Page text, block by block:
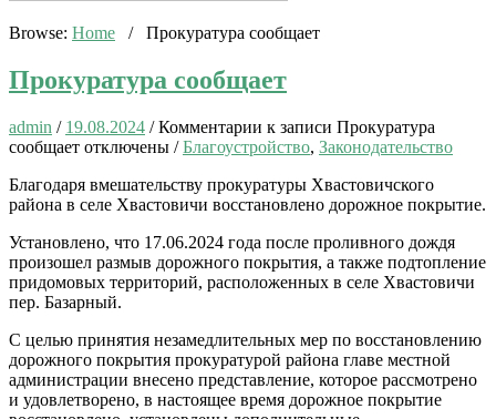
Browse: Home / Прокуратура сообщает
Прокуратура сообщает
admin / 19.08.2024 /Комментарии к записи Прокуратура
сообщает отключены /Благоустройство, Законодательство
Благодаря вмешательству прокуратуры Хвастовичского
района в селе Хвастовичи восстановлено дорожное покрытие.
Установлено, что 17.06.2024 года после проливного дождя
произошел размыв дорожного покрытия, а также подтопление
придомовых территорий, расположенных в селе Хвастовичи
пер. Базарный.
С целью принятия незамедлительных мер по восстановлению
дорожного покрытия прокуратурой района главе местной
администрации внесено представление, которое рассмотрено
и удовлетворено, в настоящее время дорожное покрытие